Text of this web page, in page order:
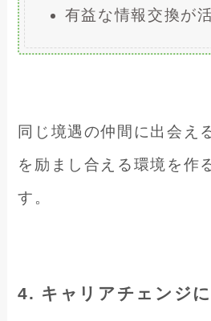
有益な情報交換が
同じ境遇の仲間に出会え
を励まし合える環境を作
す。
4. キャリアチェンジ